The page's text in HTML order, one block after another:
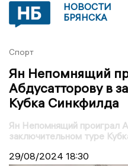
НОВОСТИ
БРЯНСКА
Спорт
Ян Непомнящий
Абдусатторову в
Кубка Синкфилда
Ян Непомнящий проиграл
заключительном туре
29/08/2024 18:30